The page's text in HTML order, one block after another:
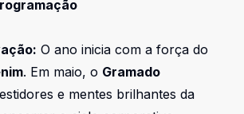
O ano inicia com a força do
. Em maio, o Gramado
e mentes brilhantes da